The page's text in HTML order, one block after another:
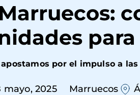
apostamos por el impulso a
mayo, 2025 Marruecos